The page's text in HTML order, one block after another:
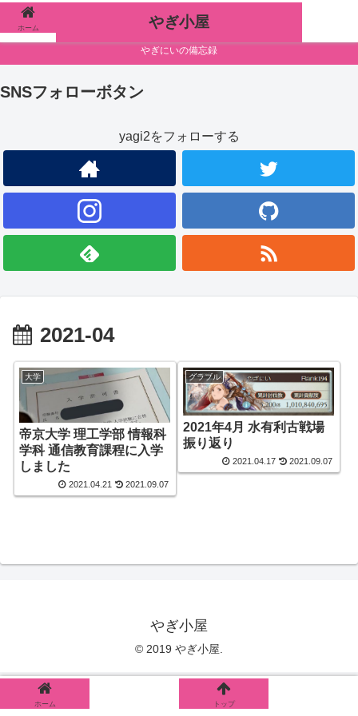
やぎにいの備忘録
SNSフォローボタン
yagi2をフォローする
2021-04
大学
帝京大学 理工学部 情報科
学科 通信教育課程に入学
しました
2021.04.21 2021.09.07
グラブル
2021年4月 水有利古戦場
振り返り
2021.04.17 2021.09.07
やぎ小屋
© 2019 やぎ小屋.
ホーム やぎ小屋
ホーム トップ